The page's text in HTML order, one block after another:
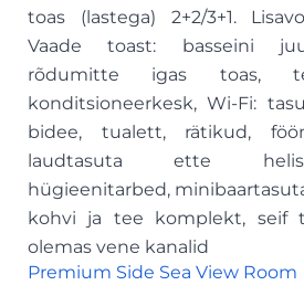
toas (lastega) 2+2/3+1.
Vaade toast: basseini
rõdumitte igas toas,
konditsioneerkesk, Wi-Fi:
bidee, tualett, rätikud,
laudtasuta ette
hügieenitarbed,
kohvi ja tee komplekt, seif
olemas vene kanalid
Premium Side Sea View Room